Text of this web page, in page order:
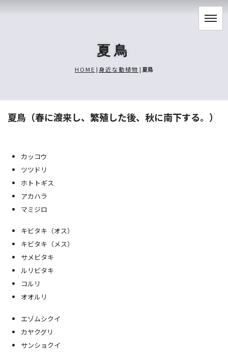
夏鳥
HOME |身近な動植物 | 夏鳥
夏鳥（春に渡来し、繁殖した後、秋に南下する。）
カッコウ
ツツドリ
ホトトギス
アカハラ
マミジロ
キビタキ（オス）
キビタキ（メス）
サメビタキ
ルリビタキ
コルリ
オオルリ
エゾムシクイ
カヤクグリ
サンショクイ